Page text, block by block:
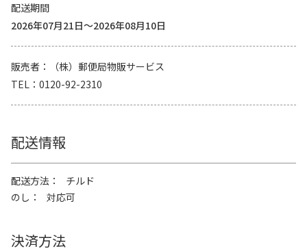
配送期間
2026年07月21日～2026年08月10日
販売者
（株）郵便局物販サービス
TEL
0120-92-2310
配送情報
配送方法
チルド
のし
対応可
決済方法